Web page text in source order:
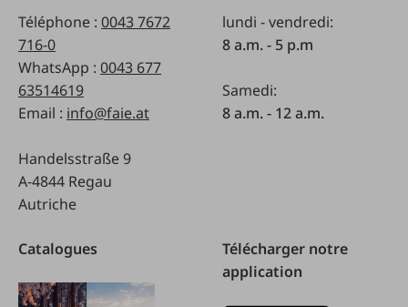
Téléphone : 0043 7672
716-0
WhatsApp : 0043 677
63514619
Email : info@faie.at
Handelsstraße 9
A-4844 Regau
Autriche
lundi - vendredi:
8 a.m. - 5 p.m
Samedi:
8 a.m. - 12 a.m.
Catalogues
Télécharger notre
application